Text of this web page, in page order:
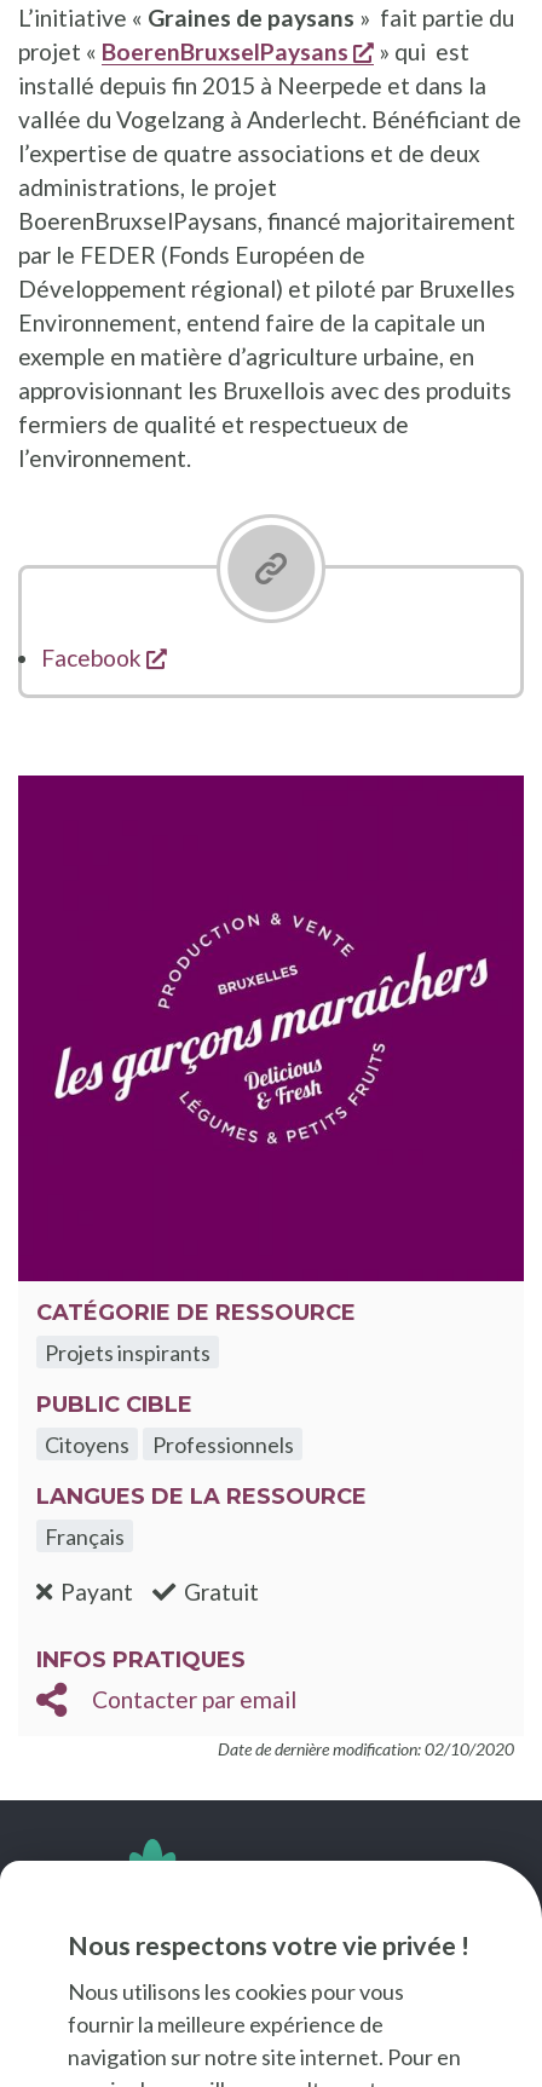
Nous respectons votre vie privée !
Nous utilisons les cookies pour vous
fournir la meilleure expérience de
navigation sur notre site internet. Pour en
L’initiative « Graines de paysans » fait partie du
projet « BoerenBruxselPaysans s'ouvre dans
» qui est
installé depuis fin 2015 à Neerpede et dans la
vallée du Vogelzang à Anderlecht. Bénéficiant de
l’expertise de quatre associations et de deux
administrations, le projet
BoerenBruxselPaysans, financé majoritairement
par le FEDER (Fonds Européen de
Développement régional) et piloté par Bruxelles
Environnement, entend faire de la capitale un
exemple en matière d’agriculture urbaine, en
approvisionnant les Bruxellois avec des produits
fermiers de qualité et respectueux de
l’environnement.
Facebook s'ouvre dans une nouvelle fenêtre
CATÉGORIE DE RESSOURCE
Projets inspirants
PUBLIC CIBLE
Citoyens
Professionnels
LANGUES DE LA RESSOURCE
Français
Payant :non Gratuit
INFOS PRATIQUES
Contacter par email
Date de dernière modification: 02/10/2020